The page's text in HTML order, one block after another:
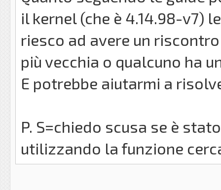
il kernel (che è 4.14.98-v7)
riesco ad avere un
più vecchia o qualcuno ha
E potrebbe aiutarmi a
P. S=chiedo scusa se è
utilizzando la funzione